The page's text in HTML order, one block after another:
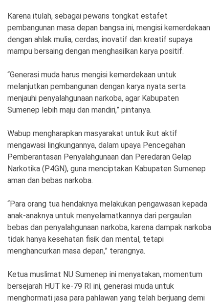
Karena itulah, sebagai pewaris tongkat estafet
pembangunan masa depan bangsa ini, mengisi kemerdekaan
dengan ahlak mulia, cerdas, inovatif dan kreatif supaya
mampu bersaing dengan menghasilkan karya positif.
“Generasi muda harus mengisi kemerdekaan untuk
melanjutkan pembangunan dengan karya nyata serta
menjauhi penyalahgunaan narkoba, agar Kabupaten
Sumenep lebih maju dan mandiri,” pintanya.
Wabup mengharapkan masyarakat untuk ikut aktif
mengawasi lingkungannya, dalam upaya Pencegahan
Pemberantasan Penyalahgunaan dan Peredaran Gelap
Narkotika (P4GN), guna menciptakan Kabupaten Sumenep
aman dan bebas narkoba.
“Para orang tua hendaknya melakukan pengawasan kepada
anak-anaknya untuk menyelamatkannya dari pergaulan
bebas dan penyalahgunaan narkoba, karena dampak narkoba
tidak hanya kesehatan fisik dan mental, tetapi
menghancurkan masa depan,” terangnya.
Ketua muslimat NU Sumenep ini menyatakan, momentum
bersejarah HUT ke-79 RI ini, generasi muda untuk
menghormati jasa para pahlawan yang telah berjuang demi